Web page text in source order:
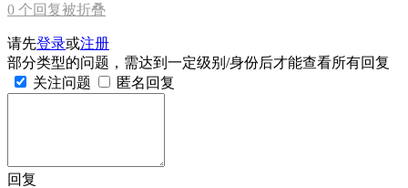
0 个回复被折叠
请先登录或注册
部分类型的问题，需达到一定级别/身份后才能查看所有回复
关注问题
匿名回复
回复